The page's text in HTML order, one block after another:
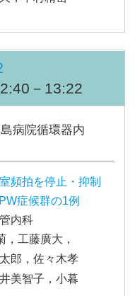
－13:22
病院循環器内
頻拍を停止・抑制
症候群の1例
内科
工藤廣大，
郎，佐々木孝
美智子，小暮